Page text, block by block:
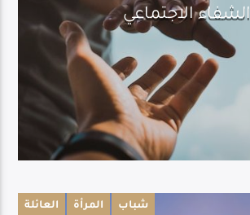
الشفاء الاجتماعي
العائلة المرأة شباب